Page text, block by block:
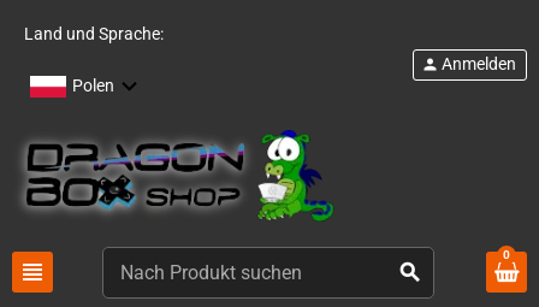
Land und Sprache:
Polen
view_headline search
person Anmelden
0